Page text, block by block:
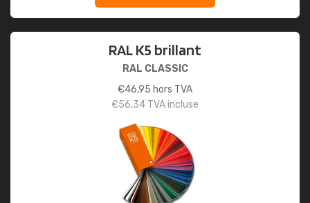
RAL K5 brillant
RAL CLASSIC
€46,95 hors TVA
€56,34 TVA incluse